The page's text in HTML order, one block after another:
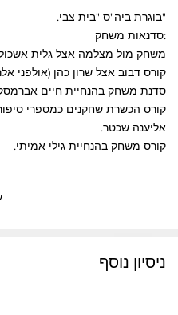
"בוגרת ביה"ס "בית צבי.
:סדנאות משחק
משחק מול מצלמה אצל גלית
קורס דבוב אצל שרון כהן (אולפני
סדנת משחק בהנחיית חיים
קורס הכשרת שחקנים כמספרי
אליענה שכטר.
קורס משחק בהנחיית גילי אמיתי.
ניסיון נוסף